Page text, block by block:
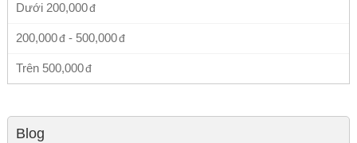
Dưới 200,000
200,000 - 500,000
Trên 500,000
Blog